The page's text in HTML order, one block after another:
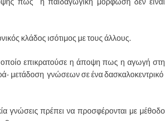
κλάδος ισότιμος με τους άλλους.
οποίο επικρατούσε η άποψη πως η αγωγή στη
μετάδοση γνώσεων σε ένα δασκαλοκεντρικό
γνώσεις πρέπει να προσφέρονται με μέθοδο